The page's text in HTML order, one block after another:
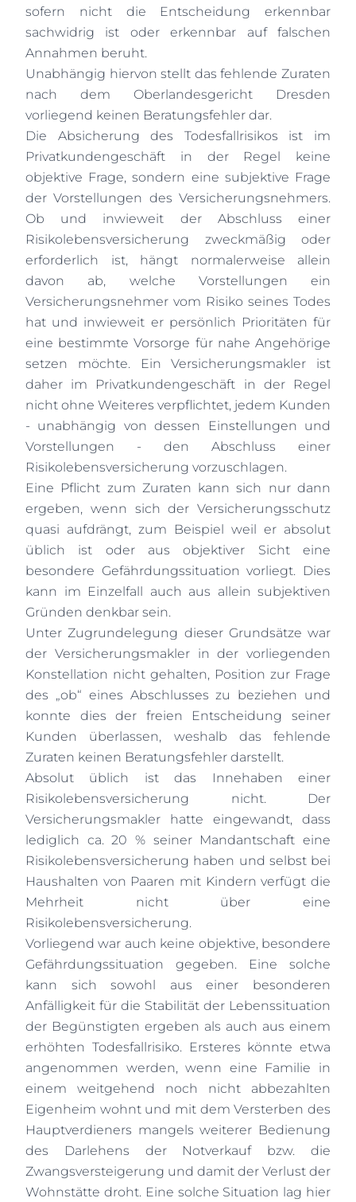
sofern nicht die Entscheidung erkennbar
sachwidrig ist oder erkennbar auf falschen
Annahmen beruht.
Unabhängig hiervon stellt das fehlende Zuraten
nach dem Oberlandesgericht Dresden
vorliegend keinen Beratungsfehler dar.
Die Absicherung des Todesfallrisikos ist im
Privatkundengeschäft in der Regel keine
objektive Frage, sondern eine subjektive Frage
der Vorstellungen des Versicherungsnehmers.
Ob und inwieweit der Abschluss einer
Risikolebensversicherung zweckmäßig oder
erforderlich ist, hängt normalerweise allein
davon ab, welche Vorstellungen ein
Versicherungsnehmer vom Risiko seines Todes
hat und inwieweit er persönlich Prioritäten für
eine bestimmte Vorsorge für nahe Angehörige
setzen möchte. Ein Versicherungsmakler ist
daher im Privatkundengeschäft in der Regel
nicht ohne Weiteres verpflichtet, jedem Kunden
- unabhängig von dessen Einstellungen und
Vorstellungen - den Abschluss einer
Risikolebensversicherung vorzuschlagen.
Eine Pflicht zum Zuraten kann sich nur dann
ergeben, wenn sich der Versicherungsschutz
quasi aufdrängt, zum Beispiel weil er absolut
üblich ist oder aus objektiver Sicht eine
besondere Gefährdungssituation vorliegt. Dies
kann im Einzelfall auch aus allein subjektiven
Gründen denkbar sein.
Unter Zugrundelegung dieser Grundsätze war
der Versicherungsmakler in der vorliegenden
Konstellation nicht gehalten, Position zur Frage
des „ob“ eines Abschlusses zu beziehen und
konnte dies der freien Entscheidung seiner
Kunden überlassen, weshalb das fehlende
Zuraten keinen Beratungsfehler darstellt.
Absolut üblich ist das Innehaben einer
Risikolebensversicherung nicht. Der
Versicherungsmakler hatte eingewandt, dass
lediglich ca. 20 % seiner Mandantschaft eine
Risikolebensversicherung haben und selbst bei
Haushalten von Paaren mit Kindern verfügt die
Mehrheit nicht über eine
Risikolebensversicherung.
Vorliegend war auch keine objektive, besondere
Gefährdungssituation gegeben. Eine solche
kann sich sowohl aus einer besonderen
Anfälligkeit für die Stabilität der Lebenssituation
der Begünstigten ergeben als auch aus einem
erhöhten Todesfallrisiko. Ersteres könnte etwa
angenommen werden, wenn eine Familie in
einem weitgehend noch nicht abbezahlten
Eigenheim wohnt und mit dem Versterben des
Hauptverdieners mangels weiterer Bedienung
des Darlehens der Notverkauf bzw. die
Zwangsversteigerung und damit der Verlust der
Wohnstätte droht. Eine solche Situation lag hier